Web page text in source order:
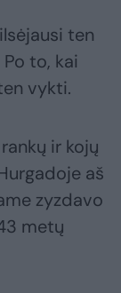
ten
to, kai
vykti.
ir kojų
aš
zyzdavo
metų